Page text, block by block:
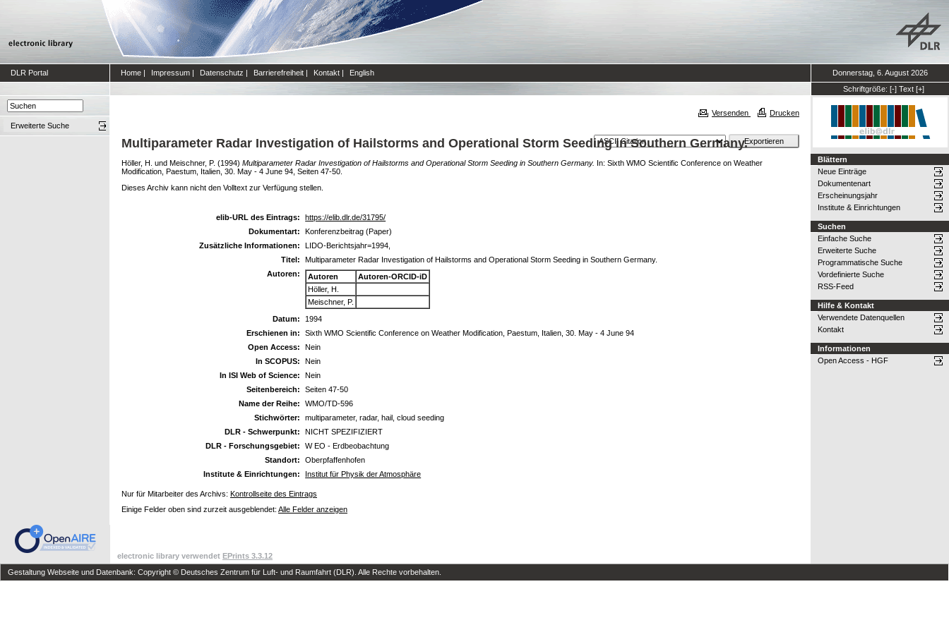
DLR Portal Home | Impressum | Datenschutz | Barrierefreiheit | Kontakt | English
Donnerstag, 6. August 2026
Schriftgröße: [-] Text [+]
Erweiterte Suche
Versenden Drucken
Multiparameter Radar Investigation of Hailstorms and Operational Storm Seeding in Southern Germany.
Höller, H. und Meischner, P. (1994) Multiparameter Radar Investigation of Hailstorms and Operational Storm Seeding in Southern Germany. In: Sixth WMO Scientific Conference on Weather
Modification, Paestum, Italien, 30. May - 4 June 94, Seiten 47-50.
Dieses Archiv kann nicht den Volltext zur Verfügung stellen.
elib-URL des Eintrags:
https://elib.dlr.de/31795/
Dokumentart:
Konferenzbeitrag (Paper)
Zusätzliche Informationen:
LIDO-Berichtsjahr=1994,
Titel:
Multiparameter Radar Investigation of Hailstorms and Operational Storm Seeding in Southern Germany.
Autoren:
Autoren
Autoren-ORCID-iD
Höller, H.
Meischner, P.
Datum:
1994
Erschienen in:
Sixth WMO Scientific Conference on Weather Modification, Paestum, Italien, 30. May - 4 June 94
Open Access:
Nein
In SCOPUS:
Nein
In ISI Web of Science:
Nein
Seitenbereich:
Seiten 47-50
Name der Reihe:
WMO/TD-596
Stichwörter:
multiparameter, radar, hail, cloud seeding
DLR - Schwerpunkt:
NICHT SPEZIFIZIERT
DLR - Forschungsgebiet:
W EO - Erdbeobachtung
Standort:
Oberpfaffenhofen
Institute & Einrichtungen:
Institut für Physik der Atmosphäre
Nur für Mitarbeiter des Archivs: Kontrollseite des Eintrags
Einige Felder oben sind zurzeit ausgeblendet: Alle Felder anzeigen
Blättern
Neue Einträge
Dokumentenart
Erscheinungsjahr
Institute & Einrichtungen
Suchen
Einfache Suche
Erweiterte Suche
Programmatische Suche
Vordefinierte Suche
RSS-Feed
Hilfe & Kontakt
Verwendete Datenquellen
Kontakt
Informationen
Open Access - HGF
electronic library verwendet EPrints 3.3.12
Gestaltung Webseite und Datenbank: Copyright © Deutsches Zentrum für Luft- und Raumfahrt (DLR). Alle Rechte vorbehalten.